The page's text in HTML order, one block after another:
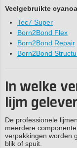
Veelgebruikte
Tec7 Super
Born2Bond Flex
Born2Bond Repair
Born2Bond
In welke
lijm
De professionele
meerdere
verpakkingen worden
blik of spuit.